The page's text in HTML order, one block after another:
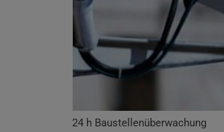
24 h Baustellenüberwachung